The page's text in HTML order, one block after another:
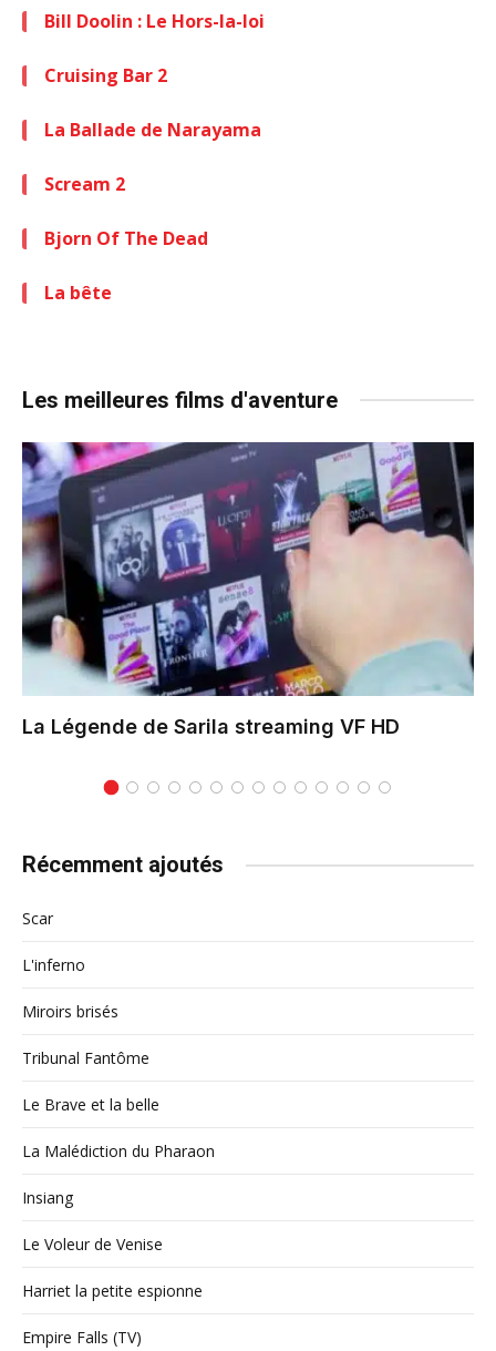
Bill Doolin : Le Hors-la-loi
Cruising Bar 2
La Ballade de Narayama
Scream 2
Bjorn Of The Dead
La bête
Les meilleures films d'aventure
La Légende de Sarila streaming VF HD
Récemment ajoutés
Scar
L'inferno
Miroirs brisés
Tribunal Fantôme
Le Brave et la belle
La Malédiction du Pharaon
Insiang
Le Voleur de Venise
Harriet la petite espionne
Empire Falls (TV)